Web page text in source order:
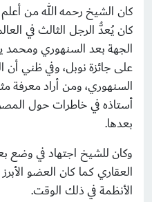
كان الشيخ رحمه الله من
كان يُعدُّ الرجل الثالث في
الجهة بعد السنهوري
على جائزة نوبل، وفي ظني أن
السنهوري، ومن أراد معرفة
بعدها.
وكان للشيخ اجتهاد في وضع
العقاري كما كان العضو
الأنظمة في ذلك الوقت.